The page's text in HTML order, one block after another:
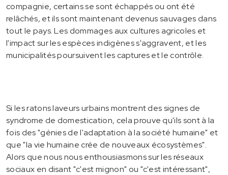
compagnie, certains se sont échappés ou ont été
relâchés, et ils sont maintenant devenus sauvages dans
tout le pays. Les dommages aux cultures agricoles et
l'impact sur les espèces indigènes s'aggravent, et les
municipalités poursuivent les captures et le contrôle.
Si les ratons laveurs urbains montrent des signes de
syndrome de domestication, cela prouve qu'ils sont à la
fois des "génies de l'adaptation à la société humaine" et
que "la vie humaine crée de nouveaux écosystèmes".
Alors que nous nous enthousiasmons sur les réseaux
sociaux en disant "c'est mignon" ou "c'est intéressant",